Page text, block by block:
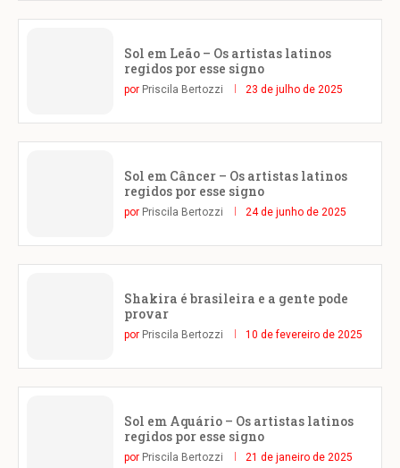
Sol em Leão – Os artistas latinos
regidos por esse signo
por Priscila Bertozzi 23 de julho de 2025
Sol em Câncer – Os artistas latinos
regidos por esse signo
por Priscila Bertozzi 24 de junho de 2025
Shakira é brasileira e a gente pode
provar
por Priscila Bertozzi 10 de fevereiro de 2025
Sol em Aquário – Os artistas latinos
regidos por esse signo
por Priscila Bertozzi 21 de janeiro de 2025